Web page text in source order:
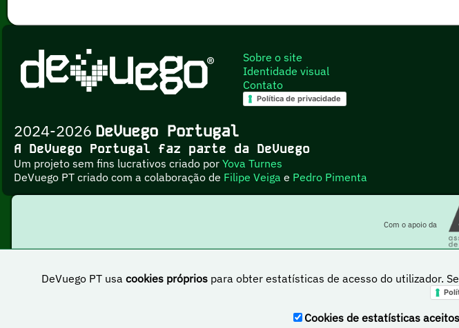
DeVuego PT usa cookies própriospara obter estatísticas de acesso do utilizador.
Cookies de estatísticas
Sobre o site
Identidade visual
Contato
Política de privacidade
2024-2026 DeVuego Portugal
A DeVuego Portugal faz parte da DeVuego
Um projeto sem fins lucrativos criado porYova Turnes
DeVuego PT criado com a colaboração de Filipe Veiga e Pedro Pimenta
Com o apoio da
Esta obra está sob uma licença Creative